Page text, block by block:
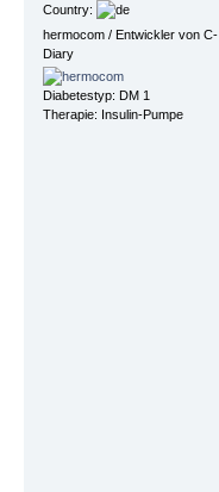
Country:
hermocom / Entwickler von C-
Diary
Diabetestyp: DM 1
Therapie: Insulin-Pumpe